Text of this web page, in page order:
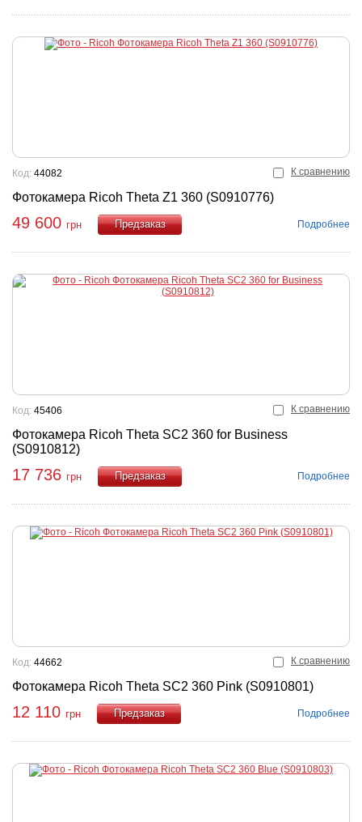
К сравнению
Фотокамера Ricoh Theta Z1 360 (S0910776)
Код: 44082
49 600 грн
Подробнее
К сравнению
Фотокамера Ricoh Theta SC2 360 for Business
(S0910812)
Код: 45406
17 736 грн
Подробнее
К сравнению
Фотокамера Ricoh Theta SC2 360 Pink (S0910801)
Код: 44662
12 110 грн
Подробнее